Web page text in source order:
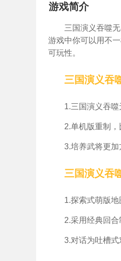
游戏简介
三国演义吞噬
游戏中你可以用不
可玩性。
三国演义吞
1.三国演义吞
2.单机版重制
3.培养武将更加
三国演义吞
1.探索式萌版
2.采用经典回
3.对话为吐槽式